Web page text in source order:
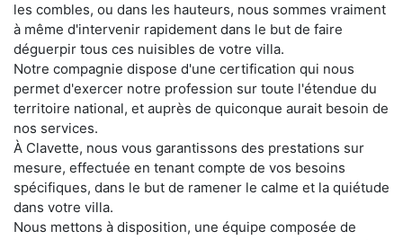
les combles, ou dans les hauteurs, nous sommes vraiment
à même d'intervenir rapidement dans le but de faire
déguerpir tous ces nuisibles de votre villa.
Notre compagnie dispose d'une certification qui nous
permet d'exercer notre profession sur toute l'étendue du
territoire national, et auprès de quiconque aurait besoin de
nos services.
À Clavette, nous vous garantissons des prestations sur
mesure, effectuée en tenant compte de vos besoins
spécifiques, dans le but de ramener le calme et la quiétude
dans votre villa.
Nous mettons à disposition, une équipe composée de